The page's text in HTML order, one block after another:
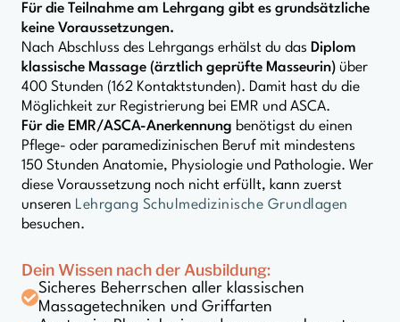
Für die Teilnahme am Lehrgang gibt es grundsätzliche
keine Voraussetzungen.
Nach Abschluss des Lehrgangs erhälst du das Diplom
klassische Massage (ärztlich geprüfte Masseurin) über
400 Stunden (162 Kontaktstunden). Damit hast du die
Möglichkeit zur Registrierung bei EMR und ASCA.
Für die EMR/ASCA-Anerkennung benötigst du einen
Pflege- oder paramedizinischen Beruf mit mindestens
150 Stunden Anatomie, Physiologie und Pathologie. Wer
diese Voraussetzung noch nicht erfüllt, kann zuerst
unseren Lehrgang Schulmedizinische Grundlagen
besuchen.
Dein Wissen nach der Ausbildung:
Sicheres Beherrschen aller klassischen
Massagetechniken und Griffarten